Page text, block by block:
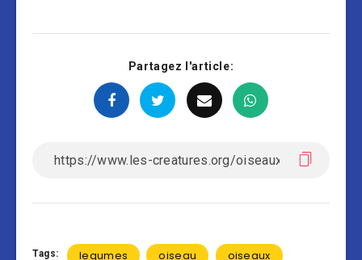
Partagez l'article:
Tags: legumes oiseau oiseaux